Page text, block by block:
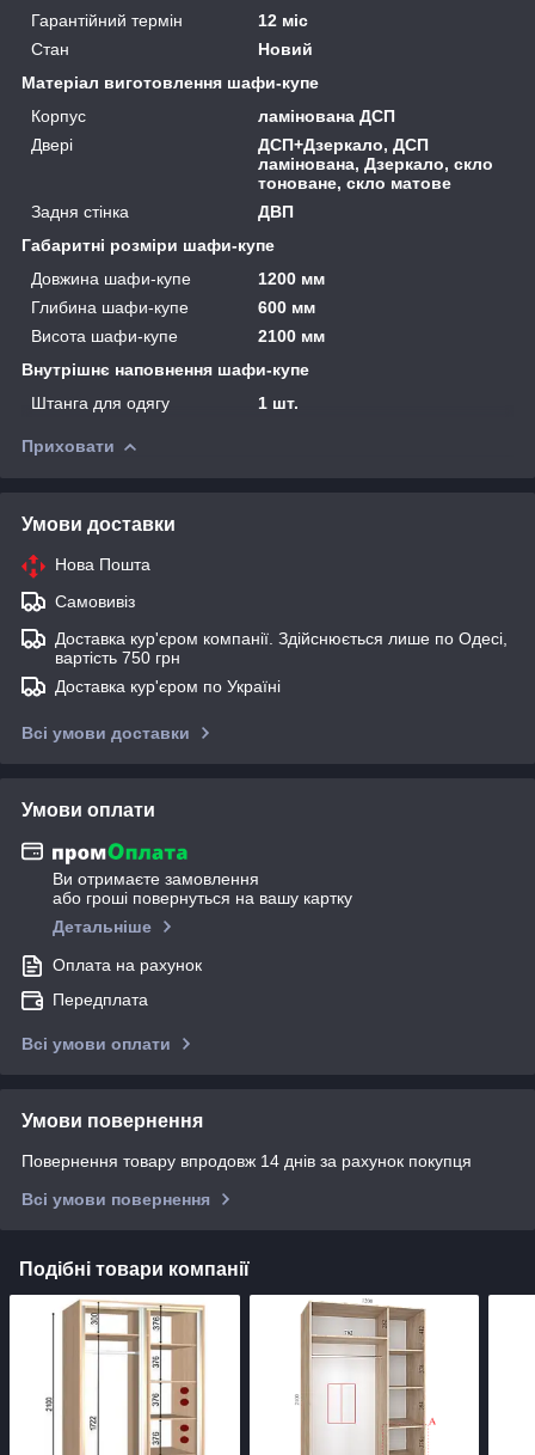
Гарантійний термін
12 міс
Стан
Новий
Матеріал виготовлення шафи-купе
Корпус
ламінована ДСП
Двері
ДСП+Дзеркало, ДСП
ламінована, Дзеркало, скло
тоноване, скло матове
Задня стінка
ДВП
Габаритні розміри шафи-купе
Довжина шафи-купе
1200 мм
Глибина шафи-купе
600 мм
Висота шафи-купе
2100 мм
Внутрішнє наповнення шафи-купе
Штанга для одягу
1 шт.
Приховати
Умови доставки
Нова Пошта
Самовивіз
Доставка кур'єром компанії. Здійснюється лише по Одесі,
вартість 750 грн
Доставка кур'єром по Україні
Всі умови доставки
Умови оплати
Ви отримаєте замовлення
або гроші повернуться на вашу картку
Детальніше
Оплата на рахунок
Передплата
Всі умови оплати
Умови повернення
Повернення товару впродовж 14 днів за рахунок покупця
Всі умови повернення
Подібні товари компанії